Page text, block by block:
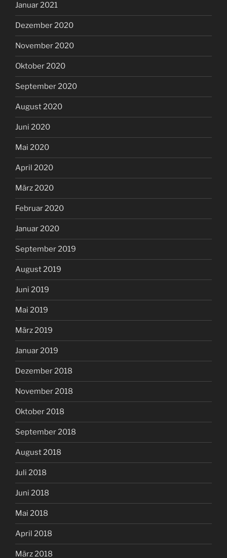
Januar 2021
Dezember 2020
November 2020
Oktober 2020
September 2020
August 2020
Juni 2020
Mai 2020
April 2020
März 2020
Februar 2020
Januar 2020
September 2019
August 2019
Juni 2019
Mai 2019
März 2019
Januar 2019
Dezember 2018
November 2018
Oktober 2018
September 2018
August 2018
Juli 2018
Juni 2018
Mai 2018
April 2018
März 2018